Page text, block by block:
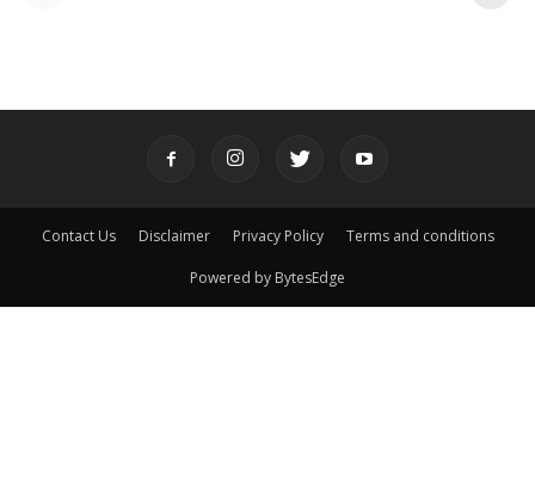
Contact Us Disclaimer Privacy Policy Terms and conditions
Powered by BytesEdge